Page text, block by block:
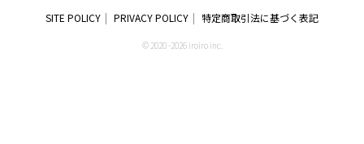
SITE POLICY PRIVACY POLICY 特定商取引法に基づく表記
© 2020 -2026 iroiro inc.